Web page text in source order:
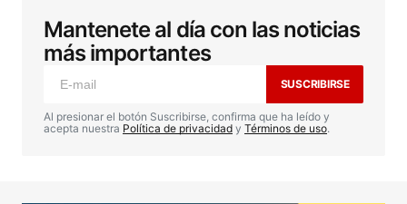
Tu dirección de correo electrónico no será
publicada. Los campos obligatorios están
marcados con *
Comentario*
Mantenete al día con las noticias
más importantes
SUSCRIBIRSE
Al presionar el botón Suscribirse, confirma que ha leído y
acepta nuestra Política de privacidad y Términos de uso.